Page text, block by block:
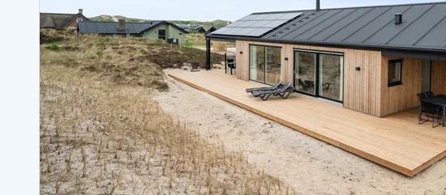
Sommerhuse i Bjerregård Sommerhuse i BlåvandSommerhuse i Hvide Sande
Sommerhuse i Årgab
Sommerhuse i Arrild
Sommerhuse i Bjerregård
Sommerhuse i Blåvand
Sommerhuse i Bork Havn
Sommerhuse i Fjand
Sommerhuse på Fanø
Sommerhuse i Grærup Strand
Sommerhuse i Haurvig
Sommerhuse i Henne Strand
Sommerhuse i Ho
Sommerhuse i Houstrup
Sommerhuse i Houvig
Sommerhus på Holmsland
Sommerhuse på Holmsland
Sommerhuse i Hvide Sande
Sommerhuse i Jegum
Sommerhuse i Klegod